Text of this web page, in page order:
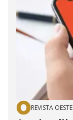
REVISTA OESTE